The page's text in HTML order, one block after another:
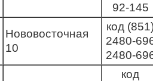
92-145
Нововосточная
10
код
2480-
2480-
код